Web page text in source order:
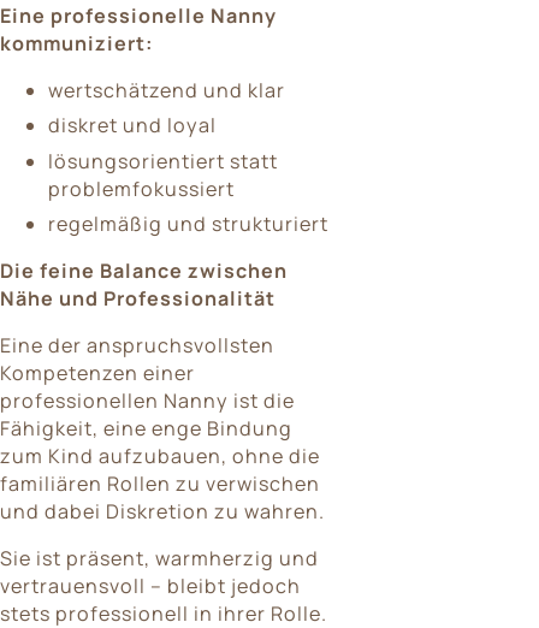
Eine professionelle Nanny
kommuniziert:
wertschätzend und klar
diskret und loyal
lösungsorientiert statt
problemfokussiert
regelmäßig und strukturiert
Die feine Balance zwischen
Nähe und Professionalität
Eine der anspruchsvollsten
Kompetenzen einer
professionellen Nanny ist die
Fähigkeit, eine enge Bindung
zum Kind aufzubauen, ohne die
familiären Rollen zu verwischen
und dabei Diskretion zu wahren.
Sie ist präsent, warmherzig und
vertrauensvoll – bleibt jedoch
stets professionell in ihrer Rolle.